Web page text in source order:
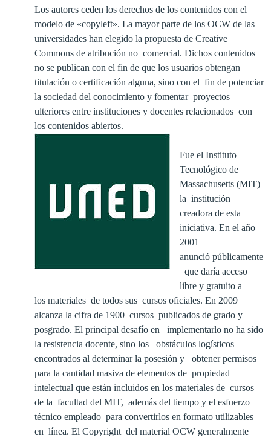
Los autores ceden los derechos de los contenidos con el
modelo de «copyleft». La mayor parte de los OCW de las
universidades han elegido la propuesta de Creative
Commons de atribución no comercial. Dichos contenidos
no se publican con el fin de que los usuarios obtengan
titulación o certificación alguna, sino con el fin de potenciar
la sociedad del conocimiento y fomentar proyectos
ulteriores entre instituciones y docentes relacionados con
los contenidos abiertos.
Fue el Instituto
Tecnológico de
Massachusetts (MIT)
la institución
creadora de esta
iniciativa. En el año
2001
anunció públicamente
que daría acceso
libre y gratuito a
los materiales de todos sus cursos oficiales. En 2009
alcanza la cifra de 1900 cursos publicados de grado y
posgrado. El principal desafío en implementarlo no ha sido
la resistencia docente, sino los obstáculos logísticos
encontrados al determinar la posesión y obtener permisos
para la cantidad masiva de elementos de propiedad
intelectual que están incluidos en los materiales de cursos
de la facultad del MIT, además del tiempo y el esfuerzo
técnico empleado para convertirlos en formato utilizables
en línea. El Copyright del material OCW generalmente